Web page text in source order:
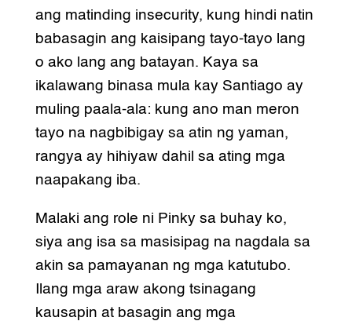
ang matinding insecurity, kung hindi natin
babasagin ang kaisipang tayo-tayo lang
o ako lang ang batayan. Kaya sa
ikalawang binasa mula kay Santiago ay
muling paala-ala: kung ano man meron
tayo na nagbibigay sa atin ng yaman,
rangya ay hihiyaw dahil sa ating mga
naapakang iba.
Malaki ang role ni Pinky sa buhay ko,
siya ang isa sa masisipag na nagdala sa
akin sa pamayanan ng mga katutubo.
Ilang mga araw akong tsinagang
kausapin at basagin ang mga